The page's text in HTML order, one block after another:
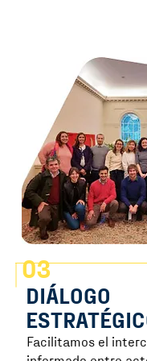
03
DIÁLOGO
Facilitamos el